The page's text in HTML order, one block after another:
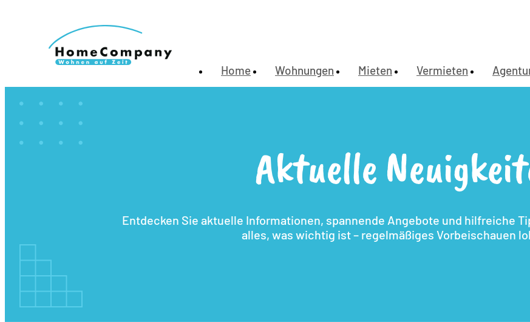
Home Wohnungen Mieten Vermieten
Aktuelle
Entdecken Sie aktuelle Informationen, spannende Angebote und hilfreiche
alles, was wichtig ist – regelmäßiges Vorbeischauen